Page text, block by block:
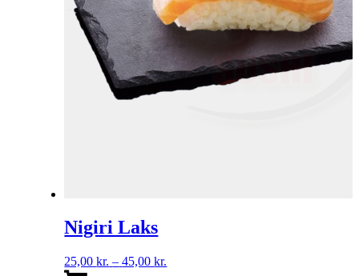
Nigiri Laks
25,00kr. – 45,00kr.